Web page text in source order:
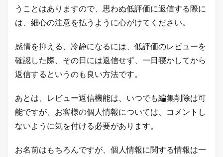
うことはありますので、思わぬ低評価に返信する際に
は、細心の注意を払うように心がけてください。
感情を抑える、冷静になるには、低評価のレビューを
確認した際、その日には返信せず、一日寝かしてから
返信するというのも良い方法です。
あとは、レビュー返信機能は、いつでも編集削除は可
能ですが、お客様の個人情報については、コメントし
ないように気を付ける必要があります。
お名前はもちろんですが、個人情報に関する情報は一